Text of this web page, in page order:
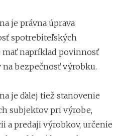
je právna úprava
spotrebiteľských
napríklad povinnosť
bezpečnosť výrobku.
je ďalej tiež stanovenie
subjektov pri výrobe,
a predaji výrobkov, určenie